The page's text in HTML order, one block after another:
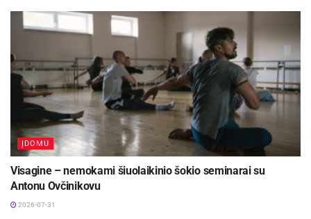
ĮDOMU
Visagine – nemokami šiuolaikinio šokio seminarai su
Antonu Ovčinikovu
2026-07-31